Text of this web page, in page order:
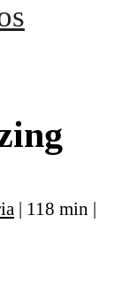
| 118 min |